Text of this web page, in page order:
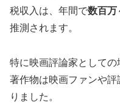
税収入は、年間で数百万
推測されます。
特に映画評論家として
著作物は映画ファンや
りました​ 。